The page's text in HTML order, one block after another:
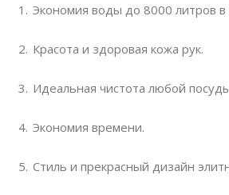
Экономия воды до 8000 литров в
Красота и здоровая кожа рук.
Идеальная чистота любой
Экономия времени.
Стиль и прекрасный дизайн